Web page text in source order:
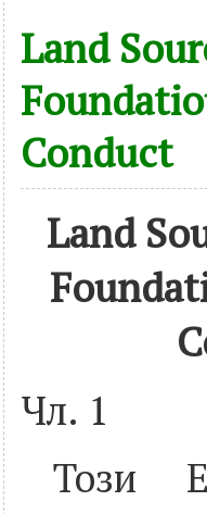
Land
Conduct
Land
Чл. 1
Този